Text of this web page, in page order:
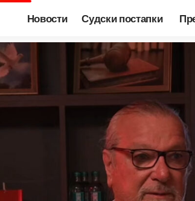
Новости Судски постапки